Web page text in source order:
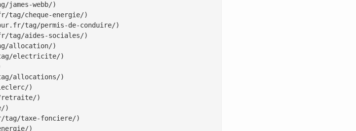
james-webb/)
tag/cheque-energie/)
tag/permis-de-conduire/)
tag/aides-sociales/)
allocation/)
electricite/)
allocations/)
)
retraite/)
)
taxe-fonciere/)
)